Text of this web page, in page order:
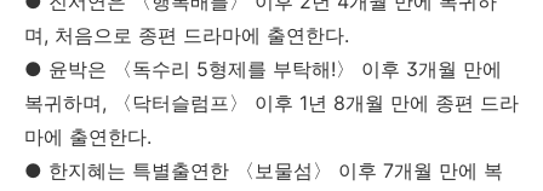
며, 처음으로 종편 드라마에 출연한다.
● 윤박은 〈독수리 5형제를 부탁해!〉 이후 3개월 만에
복귀하며, 〈닥터슬럼프〉 이후 1년 8개월 만에 종편 드라
마에 출연한다.
● 한지혜는 특별출연한 〈보물섬〉 이후 7개월 만에 복